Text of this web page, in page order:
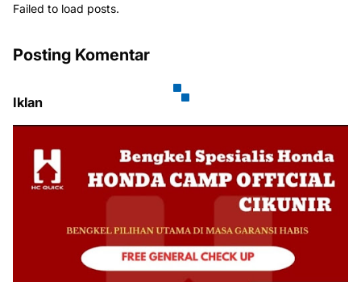
Failed to load posts.
Posting Komentar
Iklan